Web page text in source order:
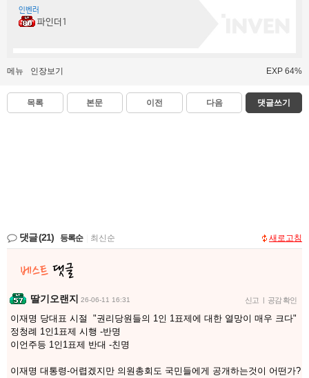
인벤러
파인더1
메뉴 인장보기 EXP 64%
목록 본문 이전 다음 댓글쓰기
댓글(21) 등록순 최신순 새로고침
딸기오랜지 26-06-11 16:31 신고 | 공감 확인
이재명 당대표 시절 "권리당원들의 1인 1표제에 대한 열망이 매우 크다"
정청례 1인1표제 시행 -반명
이언주등 1인1표제 반대 -친명
이재명 대통령-어렵겠지만 의원총회도 국민들에게 공개하는것이 어떤가?